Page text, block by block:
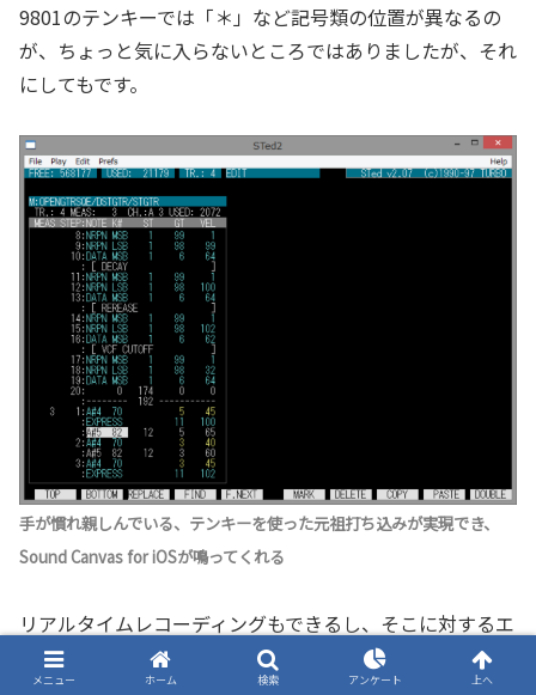
9801のテンキーでは「＊」など記号類の位置が異なるの
が、ちょっと気に入らないところではありましたが、それ
にしてもです。
手が慣れ親しんでいる、テンキーを使った元祖打ち込みが実現でき、
Sound Canvas for iOSが鳴ってくれる
リアルタイムレコーディングもできるし、そこに対するエ
ディットも可能です。ただし、β版ということもあり、打
メニュー ホーム 検索 アンケート 上へ